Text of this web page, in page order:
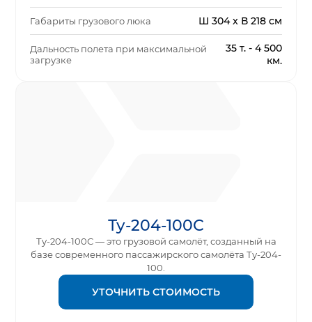
Габариты грузового люка Ш 304 x В 218 см
Дальность полета при максимальной
загрузке
35 т. - 4 500
км.
Ту-204-100С
Ту-204-100С — это грузовой самолёт, созданный на
базе современного пассажирского самолёта Ту-204-
100.
УТОЧНИТЬ СТОИМОСТЬ